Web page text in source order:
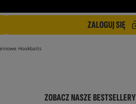
ZALOGUJ SIĘ
Hookbaits
ZOBACZ NASZE BESTSELLERY